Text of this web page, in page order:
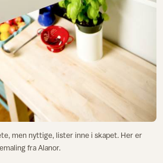
men nyttige, lister inne i skapet. Her er
fra Alanor.